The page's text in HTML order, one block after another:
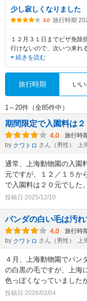
少し寂しくなりました
4.0 旅行時期
１２月３１日までビザ免除
行けないので、次いつ来れ
続きを読む
旅行時期 い
1～20件（全85件中）
期間限定で入園料は
4.0 旅行時
by クワトロ さん（男性） 上
通常、上海動物園の入園
元ですが、１２／１５か
で入園料は２０元でした
投稿日:2025/12/10
パンダの白い毛は汚れ
4.0 旅行時
by クワトロ さん（男性） 上
４月、上海動物園でパン
の白黒の毛ですが、上海
色っぽくなっていました
投稿日:2026/02/04